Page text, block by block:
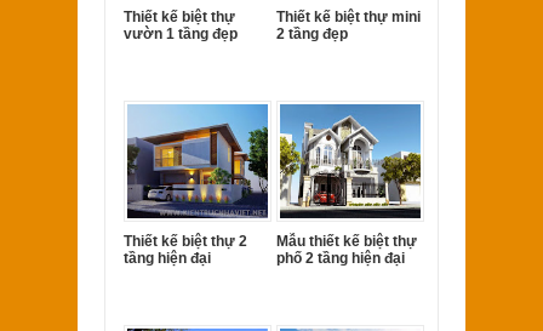
Thiết kế biệt thự
vườn 1 tầng đẹp
Thiết kế biệt thự mini
2 tầng đẹp
Thiết kế biệt thự 2
tầng hiện đại
Mẫu thiết kế biệt thự
phố 2 tầng hiện đại